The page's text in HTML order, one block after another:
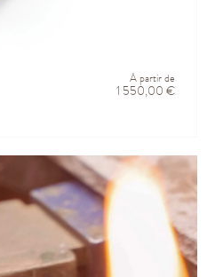
À partir de
1 550,00 €